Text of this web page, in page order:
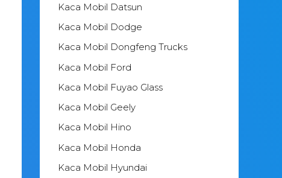
Kaca Mobil Datsun
Kaca Mobil Dodge
Kaca Mobil Dongfeng Trucks
Kaca Mobil Ford
Kaca Mobil Fuyao Glass
Kaca Mobil Geely
Kaca Mobil Hino
Kaca Mobil Honda
Kaca Mobil Hyundai